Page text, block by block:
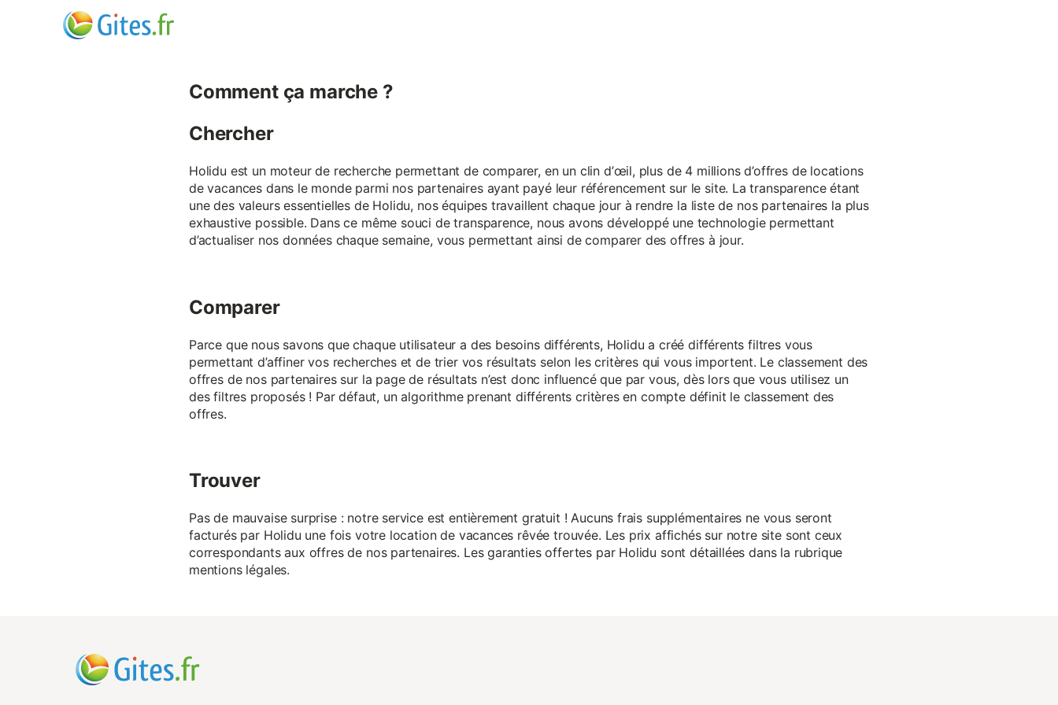
Comment ça marche ?
Chercher
Holidu est un moteur de recherche permettant de comparer, en un clin d’œil, plus de 4 millions d’offres de locations
de vacances dans le monde parmi nos partenaires ayant payé leur référencement sur le site. La transparence étant
une des valeurs essentielles de Holidu, nos équipes travaillent chaque jour à rendre la liste de nos partenaires la plus
exhaustive possible. Dans ce même souci de transparence, nous avons développé une technologie permettant
d’actualiser nos données chaque semaine, vous permettant ainsi de comparer des offres à jour.
Comparer
Parce que nous savons que chaque utilisateur a des besoins différents, Holidu a créé différents filtres vous
permettant d’affiner vos recherches et de trier vos résultats selon les critères qui vous importent. Le classement des
offres de nos partenaires sur la page de résultats n’est donc influencé que par vous, dès lors que vous utilisez un
des filtres proposés ! Par défaut, un algorithme prenant différents critères en compte définit le classement des
offres.
Trouver
Pas de mauvaise surprise : notre service est entièrement gratuit ! Aucuns frais supplémentaires ne vous seront
facturés par Holidu une fois votre location de vacances rêvée trouvée. Les prix affichés sur notre site sont ceux
correspondants aux offres de nos partenaires. Les garanties offertes par Holidu sont détaillées dans la rubrique
mentions légales.